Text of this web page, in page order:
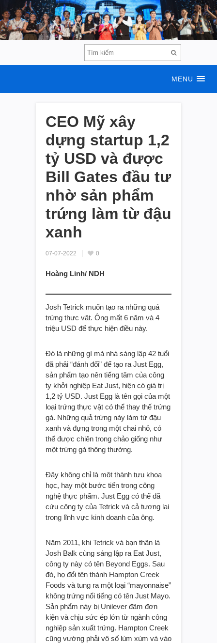
MENU
CEO Mỹ xây
dựng startup 1,2
tỷ USD và được
Bill Gates đầu tư
nhờ sản phẩm
trứng làm từ đậu
xanh
07-07-2022 0
Hoàng Linh/ NDH
Josh Tetrick muốn tạo ra những quả
trứng thực vật. Ông mất 6 năm và 4
triệu USD để thực hiện điều này.
Đó là những gì mà nhà sáng lập 42 tuổi
đã phải “đánh đổi” để tạo ra Just Egg,
sản phẩm tạo nên tiếng tăm của công
ty khởi nghiệp Eat Just, hiện có giá trị
1,2 tỷ USD. Just Egg là tên gọi của một
loại trứng thực vật có thể thay thế trứng
gà. Những quả trứng này làm từ đậu
xanh và đựng trong một chai nhỏ, có
thể được chiên trong chảo giống như
một trứng gà thông thường.
Đây không chỉ là một thành tựu khoa
học, hay một bước tiến trong công
nghệ thực phẩm. Just Egg có thể đã
cứu công ty của Tetrick và cả tương lai
trong lĩnh vực kinh doanh của ông.
Năm 2011, khi Tetrick và bạn thân là
Josh Balk cùng sáng lập ra Eat Just,
công ty này có tên Beyond Eggs. Sau
đó, họ đổi tên thành Hampton Creek
Foods và tung ra một loại “mayonnaise”
không trứng nổi tiếng có tên Just Mayo.
Sản phẩm này bị Unilever đâm đơn
kiện và chịu sức ép lớn từ ngành công
nghiệp sản xuất trứng. Hampton Creek
cũng vướng phải vô số lùm xùm và vào